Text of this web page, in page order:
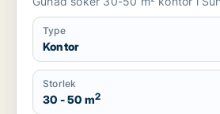
Type
Kontor
Storlek
30 - 50 m2